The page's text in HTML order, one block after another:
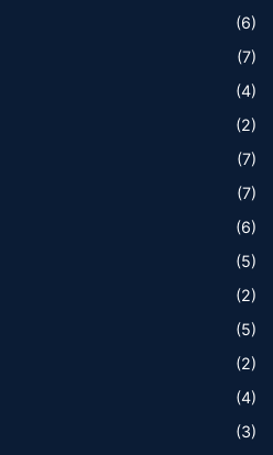
(6)
(7)
(4)
(2)
(7)
(7)
(6)
(5)
(2)
(5)
(2)
(4)
(3)